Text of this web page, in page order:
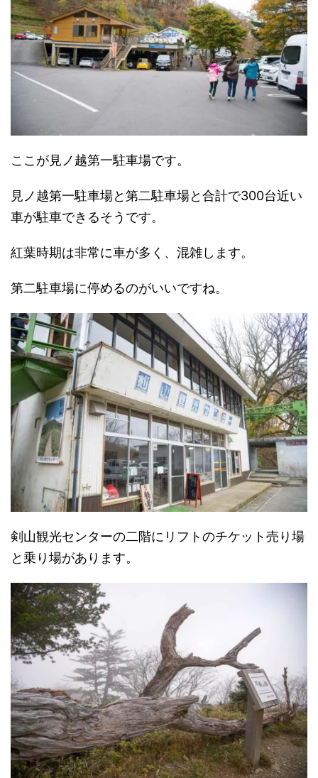
ここが見ノ越第一駐車場です。
見ノ越第一駐車場と第二駐車場と合計で300台近い
車が駐車できるそうです。
紅葉時期は非常に車が多く、混雑します。
第二駐車場に停めるのがいいですね。
剣山観光センターの二階にリフトのチケット売り場
と乗り場があります。